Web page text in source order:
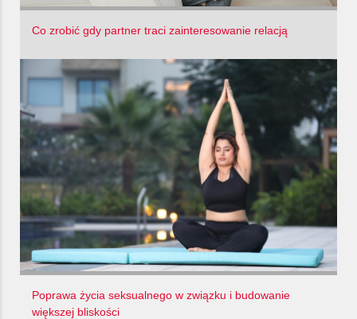
Co zrobić gdy partner traci zainteresowanie relacją
Poprawa życia seksualnego w związku i budowanie
większej bliskości